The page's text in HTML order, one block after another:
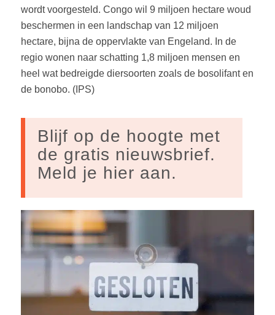
wordt voorgesteld. Congo wil 9 miljoen hectare woud
beschermen in een landschap van 12 miljoen
hectare, bijna de oppervlakte van Engeland. In de
regio wonen naar schatting 1,8 miljoen mensen en
heel wat bedreigde diersoorten zoals de bosolifant en
de bonobo. (IPS)
Blijf op de hoogte met
de gratis nieuwsbrief.
Meld je hier aan.